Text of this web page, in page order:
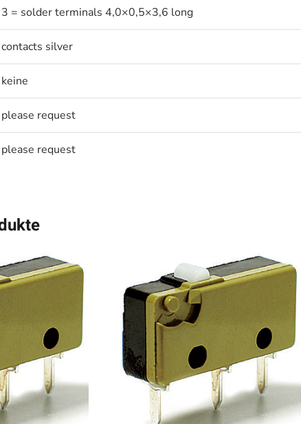
3 = solder terminals 4,0×0,5×3,6 long
contacts silver
keine
please request
please request